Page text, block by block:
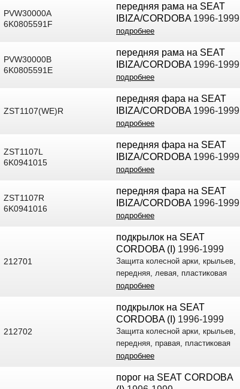
PVW30000A
6K0805591F
передняя рама на SEAT
IBIZA/CORDOBA1996-1999
подробнее
PVW30000B
6K0805591E
передняя рама на SEAT
IBIZA/CORDOBA1996-1999
подробнее
ZST1107(WE)R
передняя фара на SEAT
IBIZA/CORDOBA1996-1999
подробнее
ZST1107L
6K0941015
передняя фара на SEAT
IBIZA/CORDOBA1996-1999
подробнее
ZST1107R
6K0941016
передняя фара на SEAT
IBIZA/CORDOBA1996-1999
подробнее
212701
подкрылок на SEAT
CORDOBA (I) 1996-1999
Защита колесной арки, крыльев,
передняя, левая, пластиковая
подробнее
212702
подкрылок на SEAT
CORDOBA (I) 1996-1999
Защита колесной арки, крыльев,
передняя, правая, пластиковая
подробнее
порог на SEAT CORDOBA